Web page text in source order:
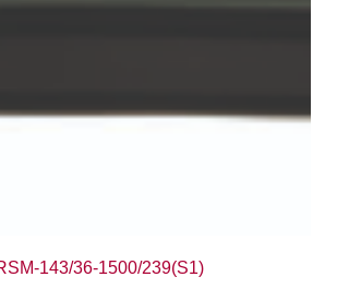
143/36-1500/239(S1)